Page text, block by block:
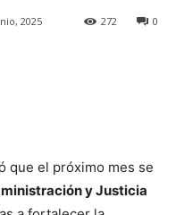
2025 0
272
que el próximo mes se
y Justicia